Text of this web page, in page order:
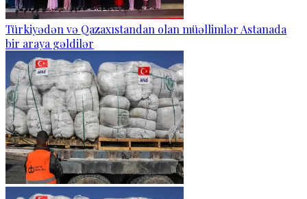
Türkiyədən və Qazaxıstandan olan müəllimlər Astanada
bir araya gəldilər